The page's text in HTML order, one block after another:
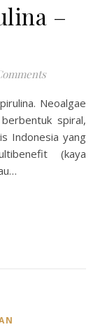
–
spiral,
Indonesia yang
(kaya